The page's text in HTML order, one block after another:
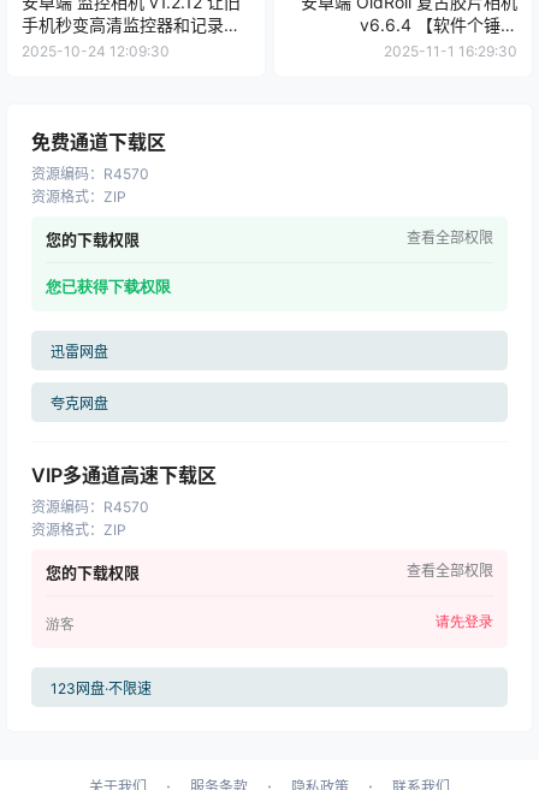
手机秒变高清监控器和记录仪
【软件个锤子·R4560】
2025-10-24 12:09:30
v6.6.4 【软件个锤子
·R4569】
2025-11-1 16:29:30
免费通道下载区
资源编码： R4570
资源格式： ZIP
您的下载权限 查看全部权限
您已获得下载权限
迅雷网盘
夸克网盘
VIP多通道高速下载区
资源编码： R4570
资源格式： ZIP
您的下载权限 查看全部权限
游客 请先登录
123网盘·不限速
· · ·